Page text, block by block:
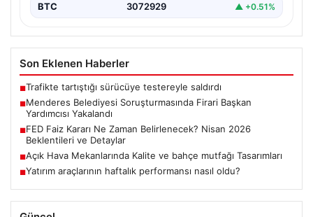
BTC 3072929 ▲ +0.51%
Son Eklenen Haberler
■Trafikte tartıştığı sürücüye testereyle saldırdı
■Menderes Belediyesi Soruşturmasında Firari Başkan
Yardımcısı Yakalandı
■FED Faiz Kararı Ne Zaman Belirlenecek? Nisan 2026
Beklentileri ve Detaylar
■Açık Hava Mekanlarında Kalite ve bahçe mutfağı Tasarımları
■Yatırım araçlarının haftalık performansı nasıl oldu?